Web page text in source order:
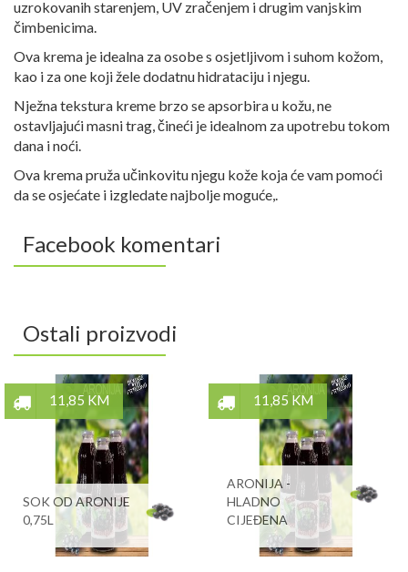
uzrokovanih starenjem, UV zračenjem i drugim vanjskim
čimbenicima.
Ova krema je idealna za osobe s osjetljivom i suhom kožom,
kao i za one koji žele dodatnu hidrataciju i njegu.
Nježna tekstura kreme brzo se apsorbira u kožu, ne
ostavljajući masni trag, čineći je idealnom za upotrebu tokom
dana i noći.
Ova krema pruža učinkovitu njegu kože koja će vam pomoći
da se osjećate i izgledate najbolje moguće,.
Facebook komentari
Ostali proizvodi
11,85 KM
SOK OD ARONIJE
0,75L
11,85 KM
ARONIJA -
HLADNO
CIJEĐENA